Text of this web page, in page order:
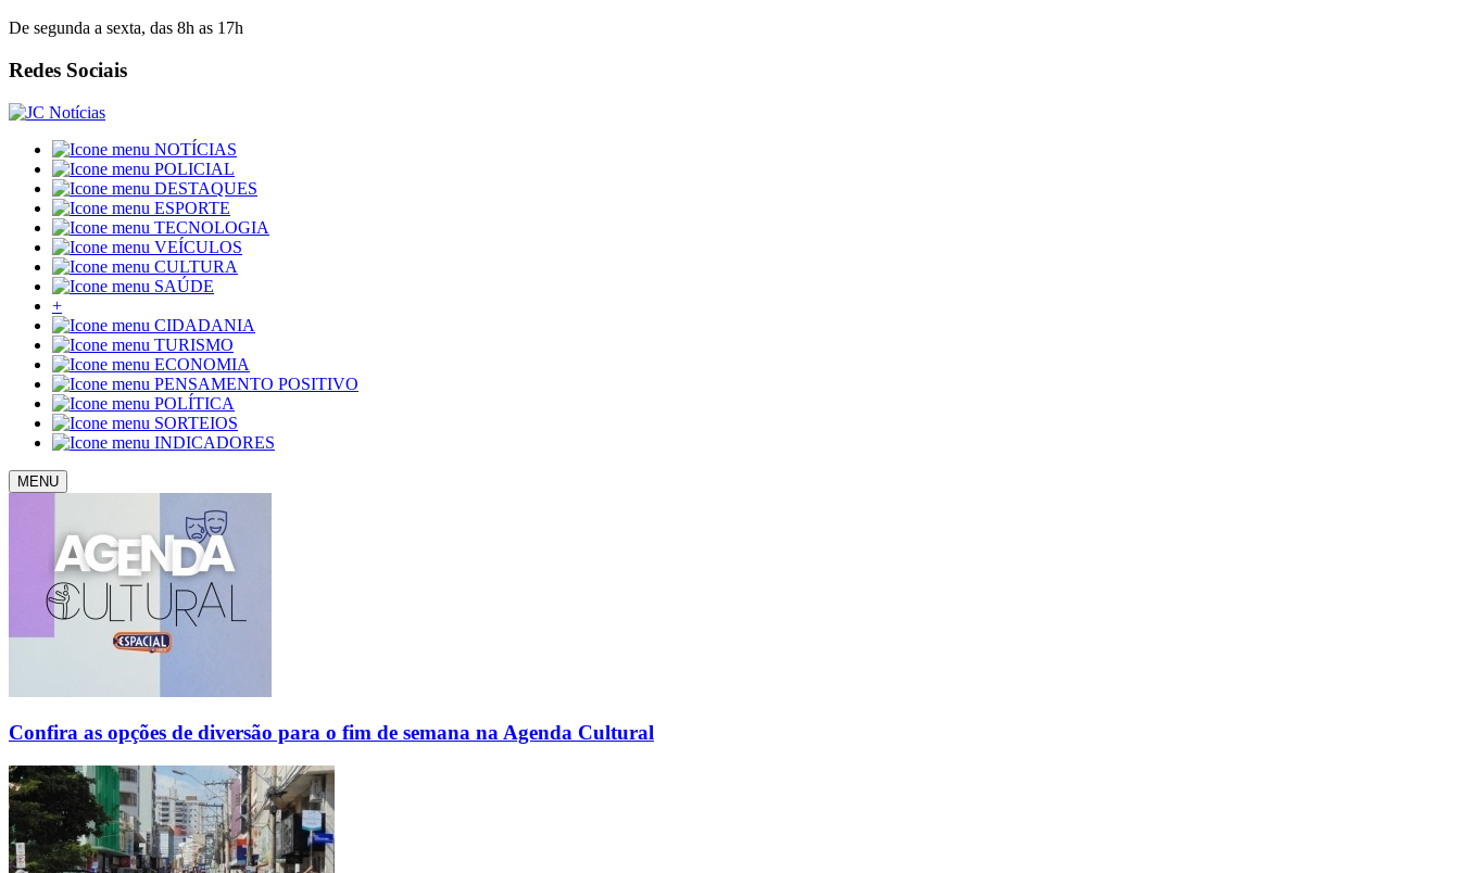
De segunda a sexta, das 8h as 17h
Redes Sociais
NOTÍCIAS
POLICIAL
DESTAQUES
ESPORTE
TECNOLOGIA
VEÍCULOS
CULTURA
SAÚDE
+
CIDADANIA
TURISMO
ECONOMIA
PENSAMENTO POSITIVO
POLÍTICA
SORTEIOS
INDICADORES
MENU
Confira as opções de diversão para o fim de semana na Agenda Cultural